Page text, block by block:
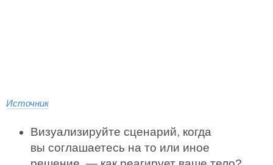
Источник
Визуализируйте сценарий, когда
вы соглашаетесь на то или иное